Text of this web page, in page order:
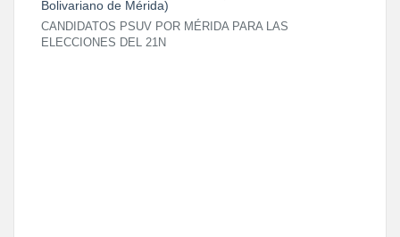
CANDIDATOS PSUV POR MÉRIDA PARA LAS
ELECCIONES DEL 21N